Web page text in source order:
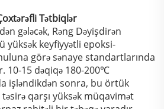
Tətbiqlər
gələcək, Rəng Dəyişdirən
yüksək keyfiyyətli epoksi-
görə sənaye standartlarında
10-15 dəqiqə 180-200℃
işləndikdən sonra, bu örtük
qarşı yüksək müqavimət